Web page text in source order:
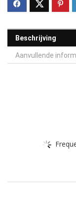
Beschrijving
Aanvullende